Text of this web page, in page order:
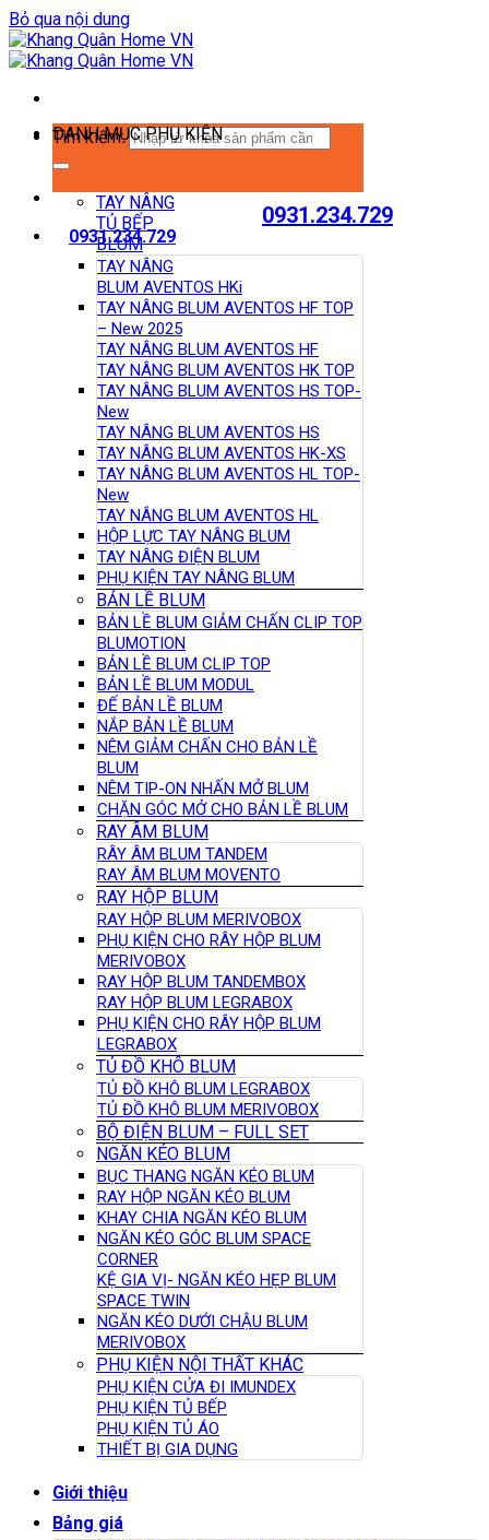
Bỏ qua nội dung
Tìm kiếm:
0931.234.729
0931.234.729
DANH MỤC PHỤ KIỆN
TAY NÂNG
TỦ BẾP
BLUM
TAY NÂNG
BLUM AVENTOS HKi
TAY NÂNG BLUM AVENTOS HF TOP
– New 2025
TAY NÂNG BLUM AVENTOS HF
TAY NÂNG BLUM AVENTOS HK TOP
TAY NÂNG BLUM AVENTOS HS TOP-
New
TAY NÂNG BLUM AVENTOS HS
TAY NÂNG BLUM AVENTOS HK-XS
TAY NÂNG BLUM AVENTOS HL TOP-
New
TAY NÂNG BLUM AVENTOS HL
HỘP LỰC TAY NÂNG BLUM
TAY NÂNG ĐIỆN BLUM
PHỤ KIỆN TAY NÂNG BLUM
BẢN LỀ BLUM
BẢN LỀ BLUM GIẢM CHẤN CLIP TOP
BLUMOTION
BẢN LỀ BLUM CLIP TOP
BẢN LỀ BLUM MODUL
ĐẾ BẢN LỀ BLUM
NẮP BẢN LỀ BLUM
NÊM GIẢM CHẤN CHO BẢN LỀ
BLUM
NÊM TIP-ON NHẤN MỞ BLUM
CHẶN GÓC MỞ CHO BẢN LỀ BLUM
RAY ÂM BLUM
RÂY ÂM BLUM TANDEM
RAY ÂM BLUM MOVENTO
RAY HỘP BLUM
RAY HỘP BLUM MERIVOBOX
PHỤ KIỆN CHO RÂY HỘP BLUM
MERIVOBOX
RAY HỘP BLUM TANDEMBOX
RAY HỘP BLUM LEGRABOX
PHỤ KIỆN CHO RÂY HỘP BLUM
LEGRABOX
TỦ ĐỒ KHÔ BLUM
TỦ ĐỒ KHÔ BLUM LEGRABOX
TỦ ĐỒ KHÔ BLUM MERIVOBOX
BỘ ĐIỆN BLUM – FULL SET
NGĂN KÉO BLUM
BỤC THANG NGĂN KÉO BLUM
RAY HỘP NGĂN KÉO BLUM
KHAY CHIA NGĂN KÉO BLUM
NGĂN KÉO GÓC BLUM SPACE
CORNER
KỆ GIA VỊ- NGĂN KÉO HẸP BLUM
SPACE TWIN
NGĂN KÉO DƯỚI CHẬU BLUM
MERIVOBOX
PHỤ KIỆN NỘI THẤT KHÁC
PHỤ KIỆN CỬA ĐI IMUNDEX
PHỤ KIỆN TỦ BẾP
PHỤ KIỆN TỦ ÁO
THIẾT BỊ GIA DỤNG
Giới thiệu
Bảng giá